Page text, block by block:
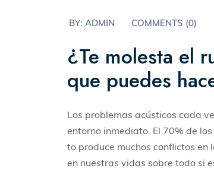
BY:ADMIN COMMENTS (0)
¿Te molesta el
que puedes
Los problemas acústicos cada
entorno inmediato. El 70% de
to produce muchos conflictos
en nuestras vidas sobre todo si